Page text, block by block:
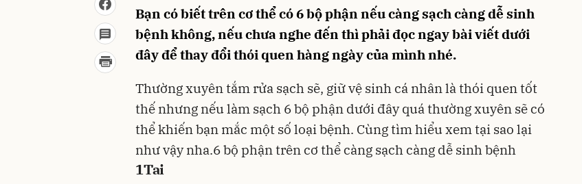
Bạn có biết trên cơ thể có 6 bộ phận nếu càng sạch càng dễ sinh
bệnh không, nếu chưa nghe đến thì phải đọc ngay bài viết dưới
đây để thay đổi thói quen hàng ngày của mình nhé.
Thường xuyên tắm rửa sạch sẽ, giữ vệ sinh cá nhân là thói quen tốt
thế nhưng nếu làm sạch 6 bộ phận dưới đây quá thường xuyên sẽ có
thể khiến bạn mắc một số loại bệnh. Cùng tìm hiểu xem tại sao lại
như vậy nha.6 bộ phận trên cơ thể càng sạch càng dễ sinh bệnh
1Tai